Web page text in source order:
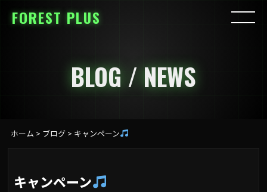
FOREST PLUS
BLOG / NEWS
ホーム > ブログ> キャンペーン
キャンペーン